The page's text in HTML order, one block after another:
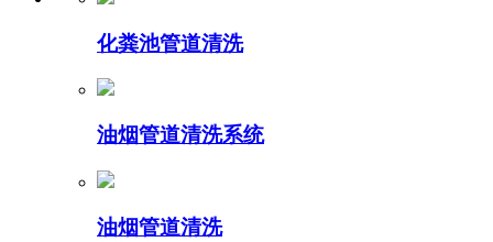
化粪池管道清洗
油烟管道清洗系统
油烟管道清洗